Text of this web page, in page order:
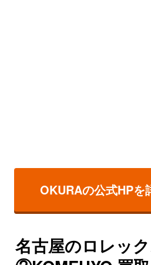
OKURAの公式HPを
名古屋のロレッ